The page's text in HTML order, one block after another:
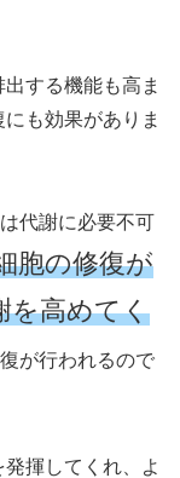
する機能も高ま
も効果がありま
代謝に必要不可
胞の修復が
を高めてく
が行われるので
揮してくれ、よ